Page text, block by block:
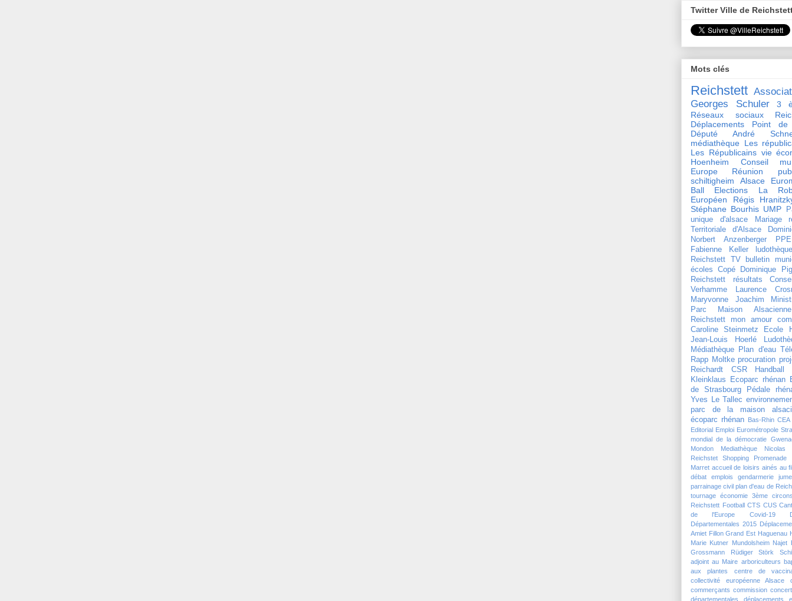
Twitter Ville de
Mots clés
Reichstett
Georges Schuler
3
Réseaux sociaux
Déplacements
Point de
Député André
médiathèque Les
Les Républicains vie
Hoenheim
Conseil
Europe
Réunion
schiltigheim
Alsace
Ball
Elections
La
Européen
Régis
Stéphane Bourhis UMP
unique d'alsace
Mariage
Territoriale d'Alsace
Norbert Anzenberger
PPE
Fabienne Keller
ludothèque
Reichstett TV
bulletin
écoles
Copé
Dominique
Reichstett
résultats
Verhamme
Laurence
Maryvonne Joachim
Parc Maison Alsacienne
Reichstett mon amour
Caroline Steinmetz
Ecole
Jean-Louis Hoerlé
Médiathèque
Plan d'eau
Rapp Moltke procuration
Reichardt
CSR Handball
Kleinklaus
Ecoparc rhénan
de Strasbourg
Pédale
Yves Le Tallec
parc de la maison
écoparc rhénan
Bas-Rhin CEA
Editorial
Emploi Eurométropole
mondial de la démocratie
Mondon
Mediathèque
Nicolas
Reichstet
Shopping
Marret accueil de loisirs ainés au
débat
emplois gendarmerie
parrainage civil plan d'eau de
tournage économie 3ème
Reichstett Football
CTS CUS
de l'Europe
Covid-19
Départementales 2015
Amiet Fillon Grand Est Haguenau
Marie Kutner Mundolsheim Najet
Grossmann
Rüdiger Störk
adjoint au Maire arboriculteurs
aux plantes
centre de
collectivité européenne Alsace
commerçants commission concert
départementales
déplacements